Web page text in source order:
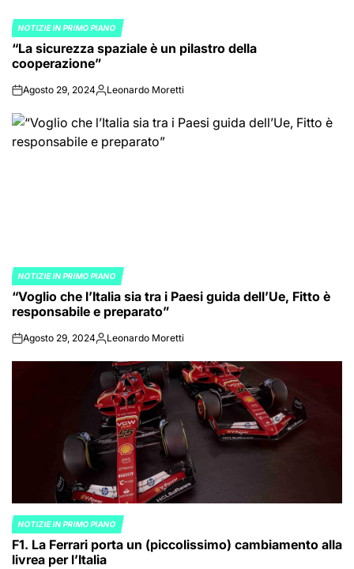
POSTED
IN
NOTIZIE IN PRIMO PIANO
“La sicurezza spaziale è un pilastro della
cooperazione”
onAgosto 29, 2024Posted
Leonardo Moretti
POSTED
IN
NOTIZIE IN PRIMO PIANO
“Voglio che l’Italia sia tra i Paesi guida dell’Ue, Fitto è
responsabile e preparato”
onAgosto 29, 2024Posted
Leonardo Moretti
POSTED
IN
NOTIZIE IN PRIMO PIANO
F1. La Ferrari porta un (piccolissimo) cambiamento alla
livrea per l’Italia